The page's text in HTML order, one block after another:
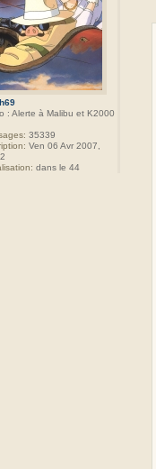
: Alerte à Malibu et K2000
35339
Ven 06 Avr 2007,
dans le 44